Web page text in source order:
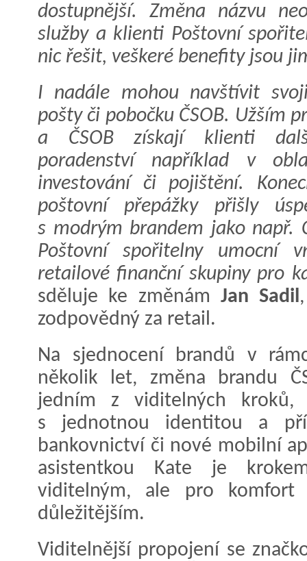
dostupnější. Změna názvu
služby a klienti Poštovní
nic řešit, veškeré benefity jsou
I nadále mohou navštívit
pošty či pobočku ČSOB. Užším
a ČSOB získají klienti
poradenství například v
investování či pojištění.
poštovní přepážky přišly
s modrým brandem jako např.
Poštovní spořitelny umocní
retailové finanční skupiny pro
sděluje ke změnám Jan Sadil
zodpovědný za retail.
Na sjednocení brandů v
několik let, změna brandu
jedním z viditelných kroků,
s jednotnou identitou a
bankovnictví či nové mobilní
asistentkou Kate je
viditelným, ale pro komfort
důležitějším.
Viditelnější propojení se